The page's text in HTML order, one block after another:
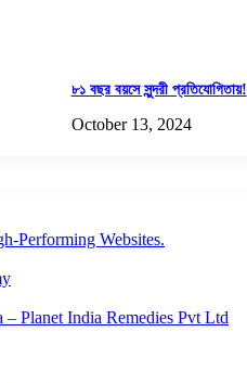
৮১ বছর বয়সে সুন্দরী প্রতিযোগিতায়!
October 13, 2024
Performing Websites.
Planet India Remedies Pvt Ltd